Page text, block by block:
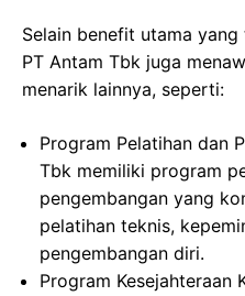
Selain benefit utama
PT Antam Tbk juga
menarik lainnya, seperti:
Program Pelatihan dan
Tbk memiliki program
pengembangan yang
pelatihan teknis,
pengembangan diri.
Program Kesejahteraan